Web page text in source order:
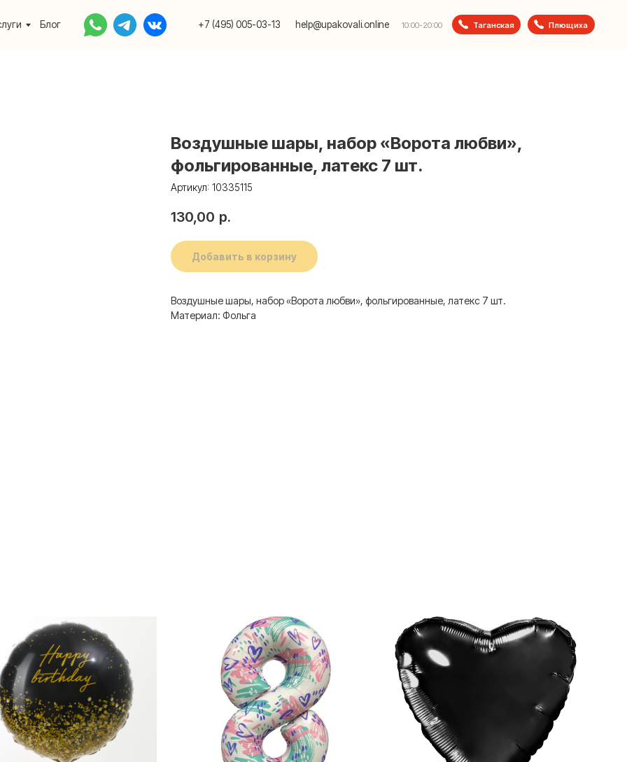
+7 (495) 005-03-13 10:00-20:00
Блог help@upakovali.online Таганская Плющиха
Воздушные шары, набор «Ворота любви»,
фольгированные, латекс 7 шт.
Артикул: 10335115
130,00 р.
Добавить в корзину
Воздушные шары, набор «Ворота любви», фольгированные, латекс 7 шт.
Материал: Фольга